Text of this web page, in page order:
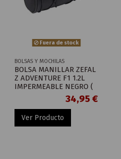
Fuera de stock
BOLSAS Y MOCHILAS
BOLSA MANILLAR ZEFAL
Z ADVENTURE F1 1.2L
IMPERMEABLE NEGRO (
34,95 €
Ver Producto